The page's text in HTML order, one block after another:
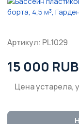
Артикул: PL1029
15 000 RUB
Цена устарела,